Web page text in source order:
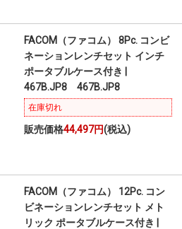
FACOM（ファコム） 8Pc. コンビ
ネーションレンチセット インチ
ポータブルケース付き |
467B.JP8 467B.JP8
在庫切れ
販売価格44,497円(税込)
FACOM（ファコム） 12Pc. コン
ビネーションレンチセット メト
リック ポータブルケース付き |